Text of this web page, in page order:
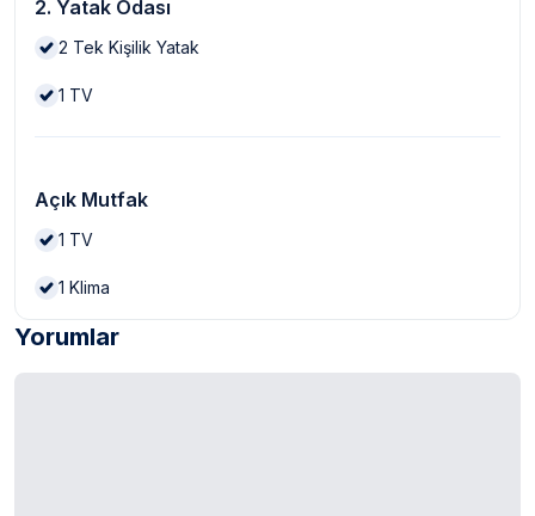
2. Yatak Odası
2 Tek Kişilik Yatak
1 TV
Açık Mutfak
1 TV
1 Klima
Yorumlar